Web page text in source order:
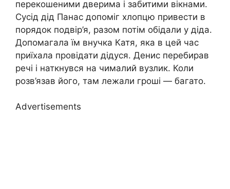
перекошеними дверима і забитими вікнами.
Сусід дід Панас допоміг хлопцю привести в
порядок подвір’я, разом потім обідали у діда.
Допомагала їм внучка Катя, яка в цей час
приїхала провідати дідуся. Денис перебирав
речі і наткнувся на чималий вузлик. Коли
розв’язав його, там лежали гроші — багато.
Advertisements